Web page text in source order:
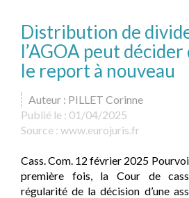
Distribution de
l’AGOA peut
le report à nouveau
Auteur : PILLET Corinne
Publié le : 01/04/2025
Source : www.eurojuris.fr
Cass. Com. 12 février 2025
première fois, la Cour de
régularité de la décision d’une